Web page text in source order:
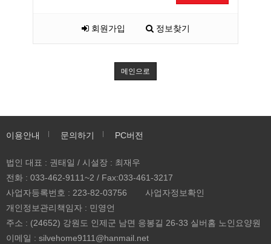
회원가입 정보찾기
메인으로
이용안내 문의하기 PC버전
법인 대표 : 권태일 / 시설장 : 최재우
전화 : 033-462-9111~2 / Fax:033-461-3217
사업자등록번호 : 223-82-03756
사업자정보확인
개인정보관리책임자 : 민영언
주소 : (24652) 강원도 인제군 남면 응봉길 26-33 실버홈 노인요양원
이메일 : silvehome9111@hanmail.net